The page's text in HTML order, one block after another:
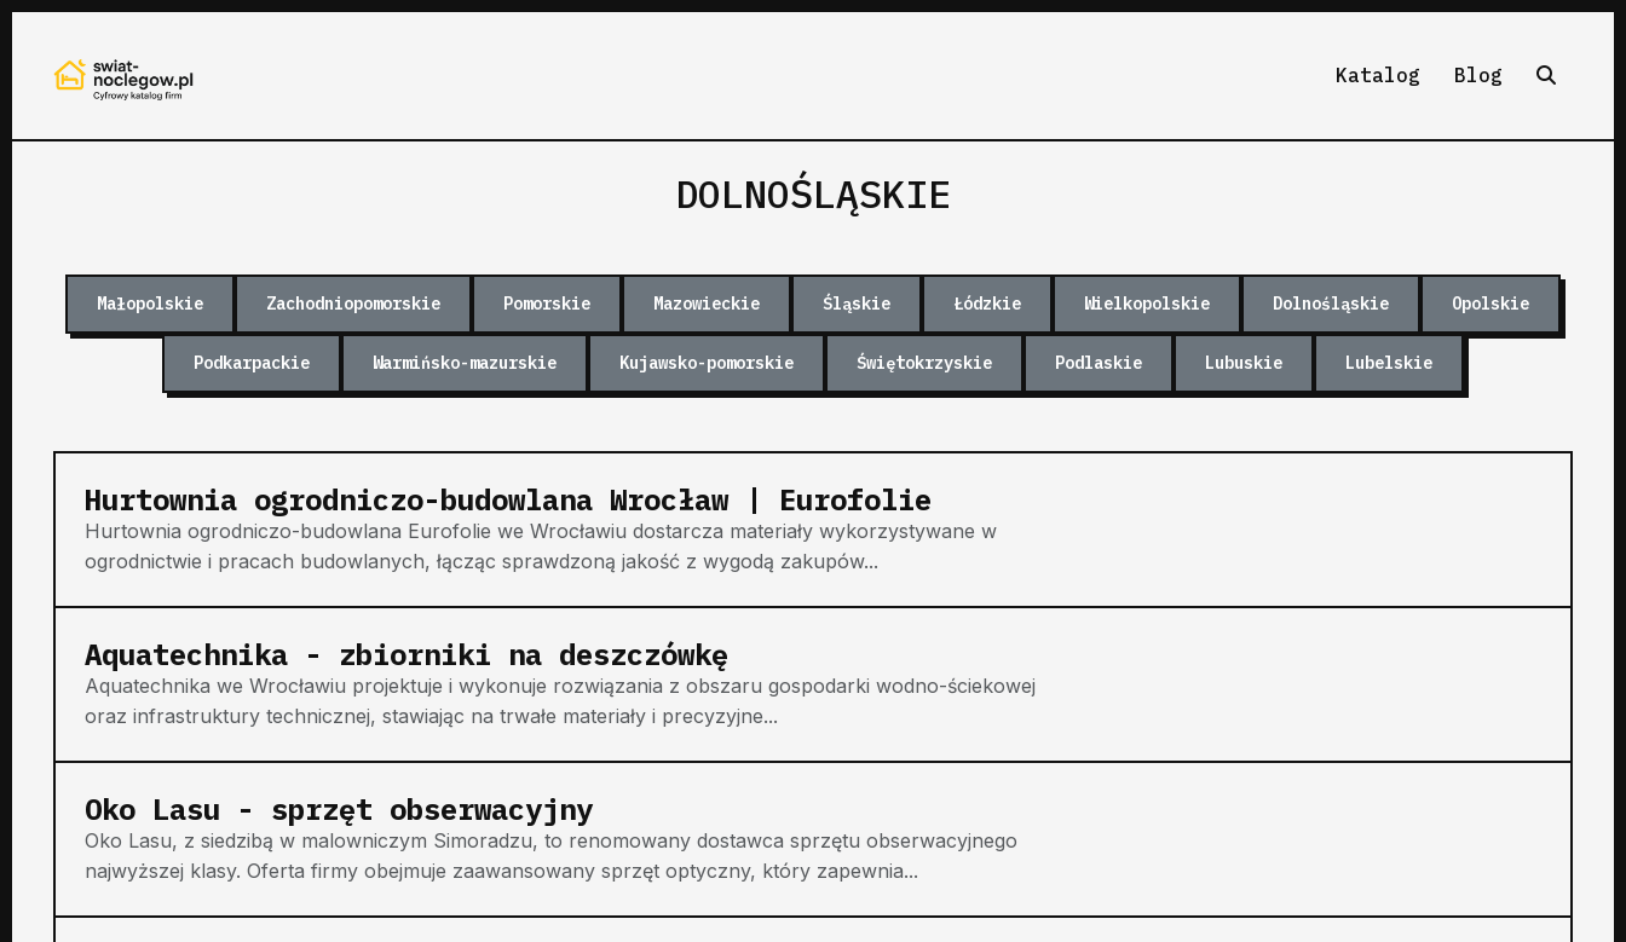
Katalog Blog
DOLNOŚLĄSKIE
Małopolskie Zachodniopomorskie Pomorskie Mazowieckie Śląskie Łódzkie Wielkopolskie Dolnośląskie Opolskie
Podkarpackie Warmińsko-mazurskie Kujawsko-pomorskie Świętokrzyskie Podlaskie Lubuskie Lubelskie
Hurtownia ogrodniczo-budowlana Wrocław | Eurofolie
Hurtownia ogrodniczo-budowlana Eurofolie we Wrocławiu dostarcza materiały wykorzystywane w
ogrodnictwie i pracach budowlanych, łącząc sprawdzoną jakość z wygodą zakupów...
Aquatechnika - zbiorniki na deszczówkę
Aquatechnika we Wrocławiu projektuje i wykonuje rozwiązania z obszaru gospodarki wodno-ściekowej
oraz infrastruktury technicznej, stawiając na trwałe materiały i precyzyjne...
Oko Lasu - sprzęt obserwacyjny
Oko Lasu, z siedzibą w malowniczym Simoradzu, to renomowany dostawca sprzętu obserwacyjnego
najwyższej klasy. Oferta firmy obejmuje zaawansowany sprzęt optyczny, który zapewnia...